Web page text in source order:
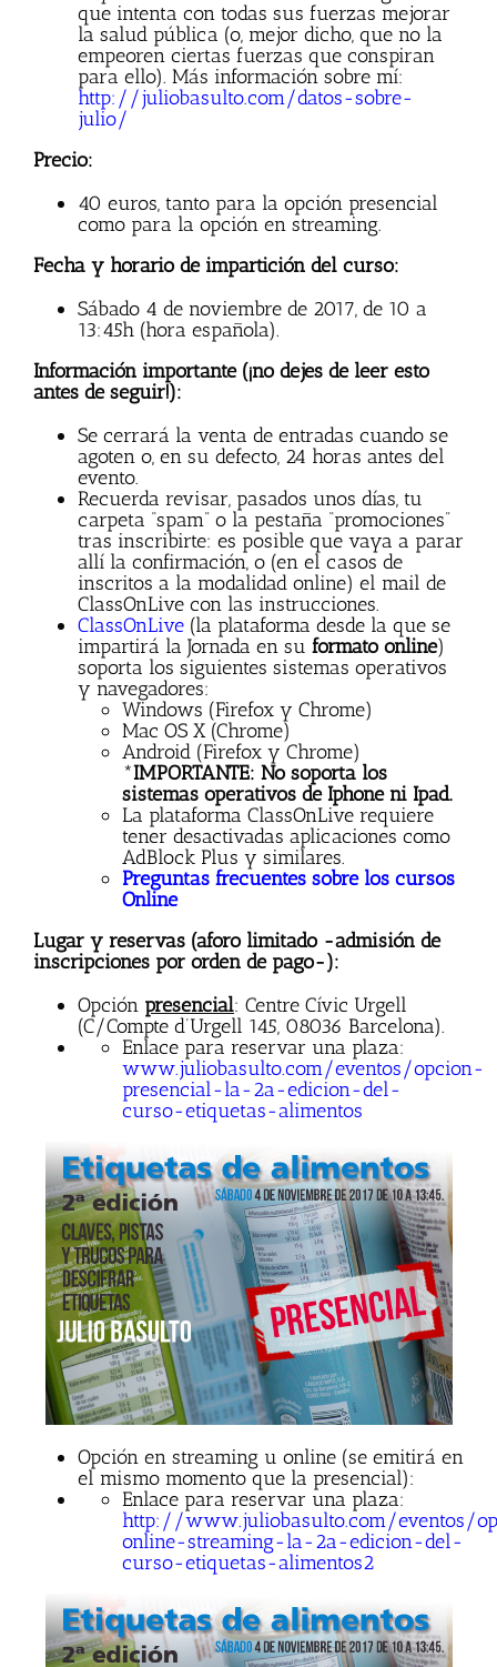
que intenta con todas sus fuerzas mejorar
la salud pública (o, mejor dicho, que no la
empeoren ciertas fuerzas que conspiran
para ello). Más información sobre mí:
http://juliobasulto.com/datos-sobre-
julio/
Precio:
40 euros, tanto para la opción presencial
como para la opción en streaming.
Fecha y horario de impartición del curso:
Sábado 4 de noviembre de 2017, de 10 a
13:45h (hora española).
Información importante (¡no dejes de leer esto
antes de seguir!):
Se cerrará la venta de entradas cuando se
agoten o, en su defecto, 24 horas antes del
evento.
Recuerda revisar, pasados unos días, tu
carpeta “spam” o la pestaña “promociones”
tras inscribirte: es posible que vaya a parar
allí la confirmación, o (en el casos de
inscritos a la modalidad online) el mail de
ClassOnLive con las instrucciones.
ClassOnLive (la plataforma desde la que se
impartirá la Jornada en su formato online)
soporta los siguientes sistemas operativos
y navegadores:
Windows (Firefox y Chrome)
Mac OS X (Chrome)
Android (Firefox y Chrome)
*IMPORTANTE: No soporta los
sistemas operativos de Iphone ni Ipad.
La plataforma ClassOnLive requiere
tener desactivadas aplicaciones como
AdBlock Plus y similares.
Preguntas frecuentes sobre los cursos
Online
Lugar y reservas (aforo limitado -admisión de
inscripciones por orden de pago-):
Opción presencial: Centre Cívic Urgell
(C/Compte d’Urgell 145, 08036 Barcelona).
Enlace para reservar una plaza:
www.juliobasulto.com/eventos/opcion-
presencial-la-2a-edicion-del-
curso-etiquetas-alimentos
Opción en streaming u online (se emitirá en
el mismo momento que la presencial):
Enlace para reservar una plaza:
http://www.juliobasulto.com/eventos/
online-streaming-la-2a-edicion-del-
curso-etiquetas-alimentos2